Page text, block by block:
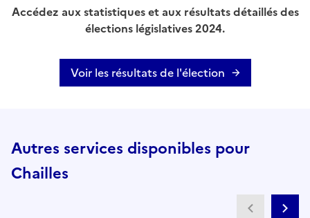
Accédez aux statistiques et aux résultats détaillés des
élections législatives 2024.
Voir les résultats de l'élection
Autres services disponibles pour
Chailles